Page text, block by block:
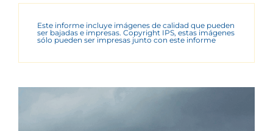
Este informe incluye imágenes de calidad que pueden
ser bajadas e impresas. Copyright IPS, estas imágenes
sólo pueden ser impresas junto con este informe